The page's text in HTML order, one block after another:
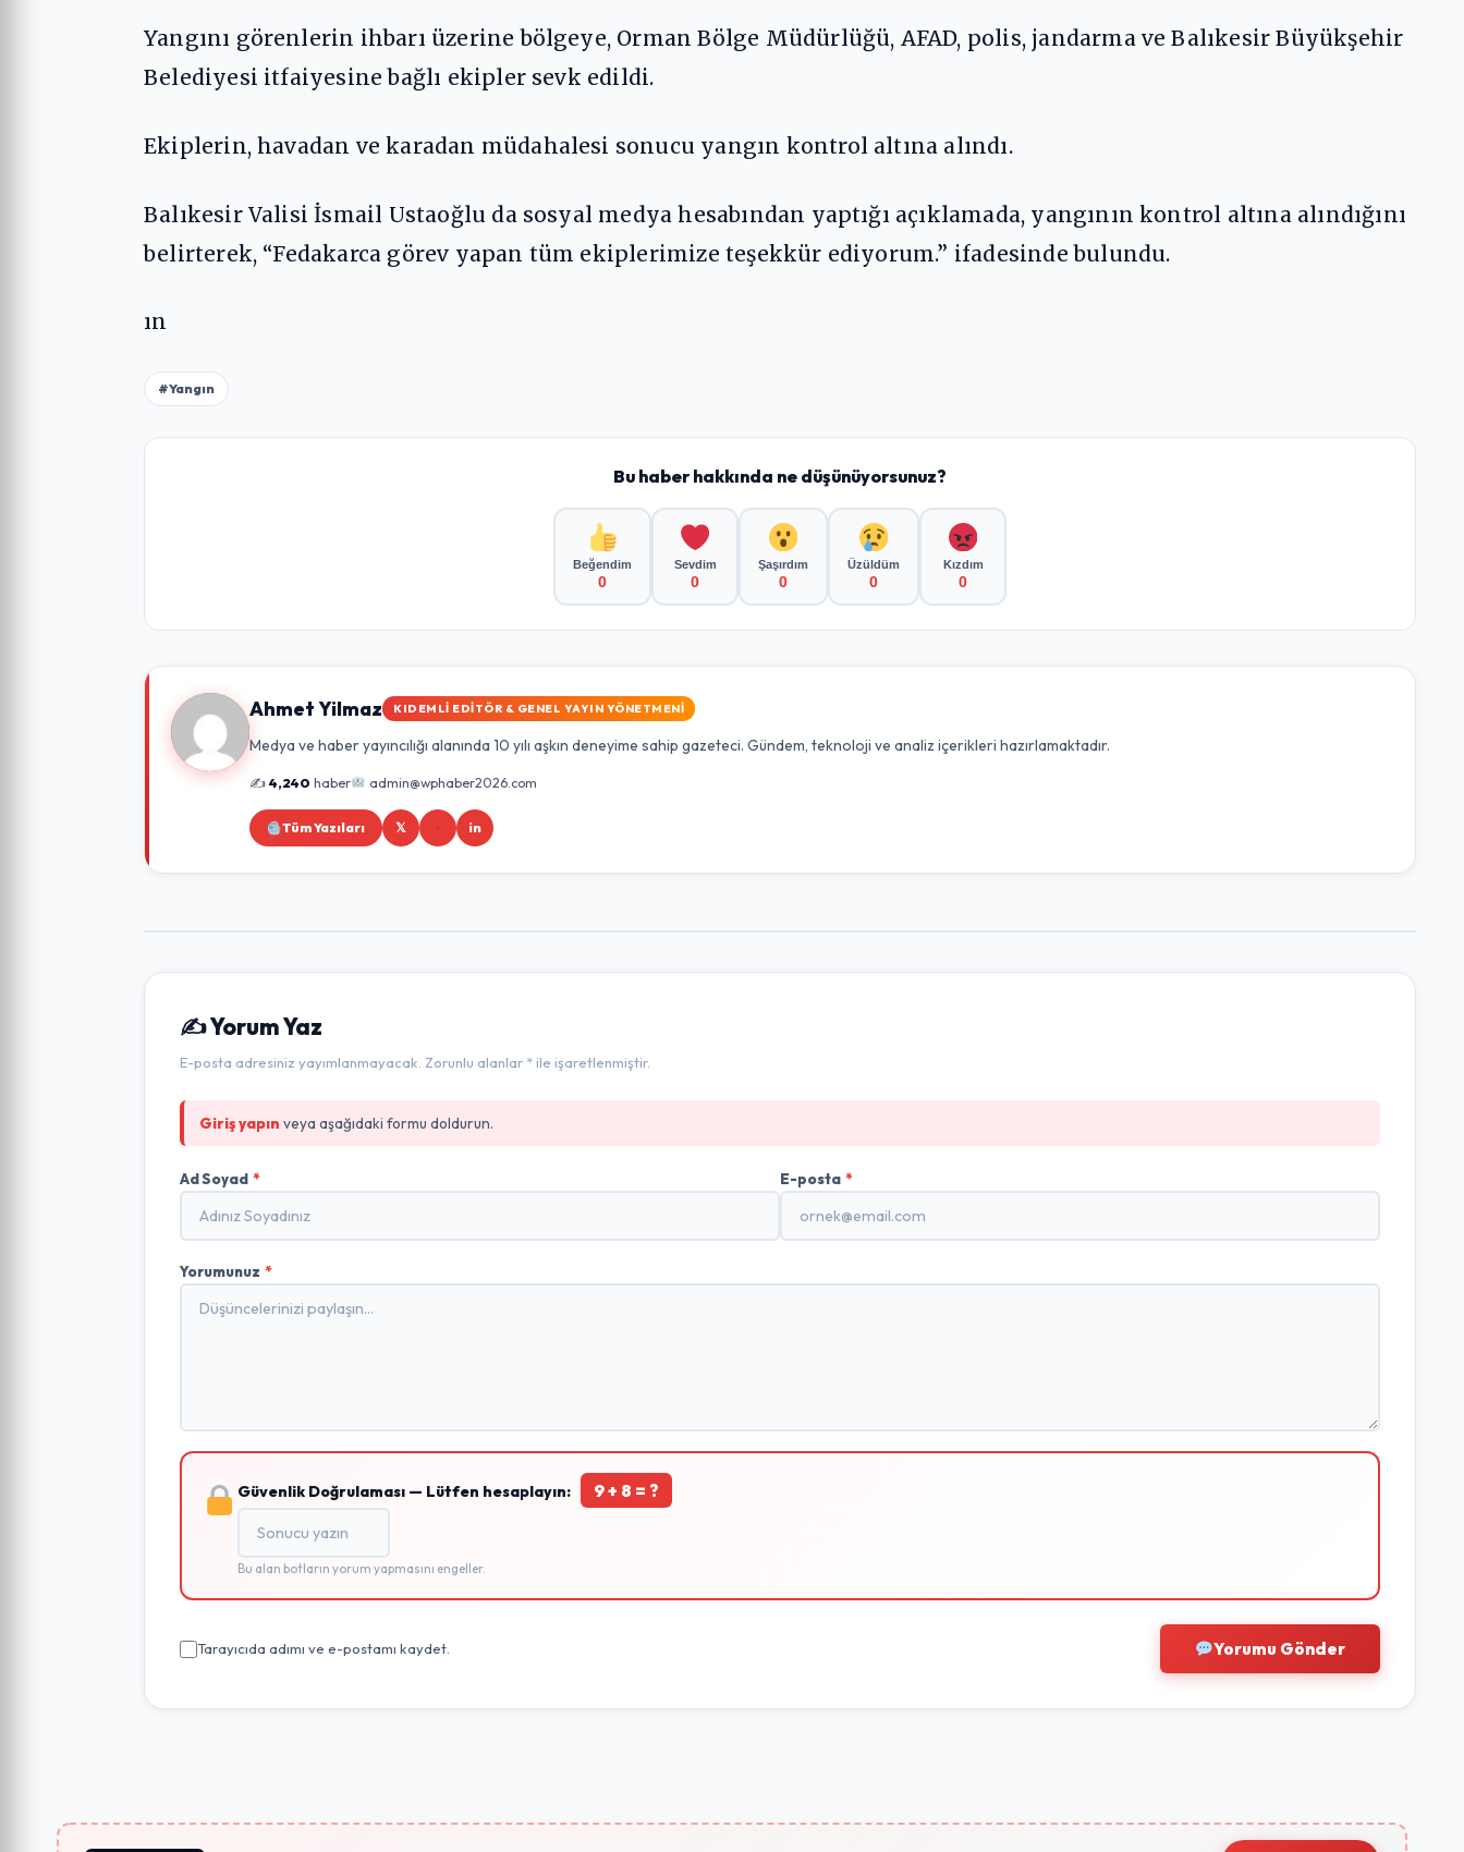
Yangını görenlerin ihbarı üzerine bölgeye, Orman Bölge Müdürlüğü, AFAD, polis, jandarma ve Balıkesir Büyükşehir
Belediyesi itfaiyesine bağlı ekipler sevk edildi.
Ekiplerin, havadan ve karadan müdahalesi sonucu yangın kontrol altına alındı.
Balıkesir Valisi İsmail Ustaoğlu da sosyal medya hesabından yaptığı açıklamada, yangının kontrol altına alındığını
belirterek, “Fedakarca görev yapan tüm ekiplerimize teşekkür ediyorum.” ifadesinde bulundu.
ın
#Yangın
Bu haber hakkında ne düşünüyorsunuz?
Beğendim
0
Sevdim
0
Şaşırdım
0
Üzüldüm
0
Kızdım
0
Ahmet Yilmaz KIDEMLI EDITÖR & GENEL YAYIN YÖNETMENI
Medya ve haber yayıncılığı alanında 10 yılı aşkın deneyime sahip gazeteci. Gündem, teknoloji ve analiz içerikleri hazırlamaktadır.
✍️4,240 haber admin@wphaber2026.com
Tüm Yazıları 𝕏 in
✍️ Yorum Yaz
E-posta adresiniz yayımlanmayacak. Zorunlu alanlar * ile işaretlenmiştir.
Giriş yapın veya aşağıdaki formu doldurun.
Ad Soyad * E-posta *
Yorumunuz *
Güvenlik Doğrulaması — Lütfen hesaplayın: 9 + 8 = ?
Bu alan botların yorum yapmasını engeller.
Tarayıcıda adımı ve e-postamı kaydet. Yorumu Gönder